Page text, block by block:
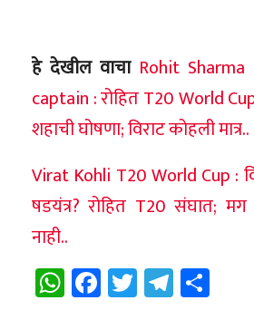
हे देखील वाचा Rohit
captain : रोहित T20 World
शहाची घोषणा; विराट कोहली मात्र..
Virat Kohli T20 World Cup :
षडयंत्र? रोहित T20 संघात;
नाही..
WhatsApp
Facebook
Twitter